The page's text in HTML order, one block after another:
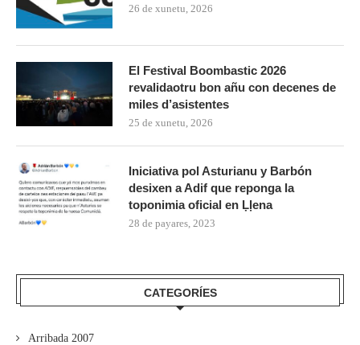
26 de xunetu, 2026
El Festival Boombastic 2026
revalidaotru bon añu con decenes de
miles d’asistentes
25 de xunetu, 2026
Iniciativa pol Asturianu y Barbón
desixen a Adif que reponga la
toponimia oficial en Ḷḷena
28 de payares, 2023
CATEGORÍES
Arribada 2007